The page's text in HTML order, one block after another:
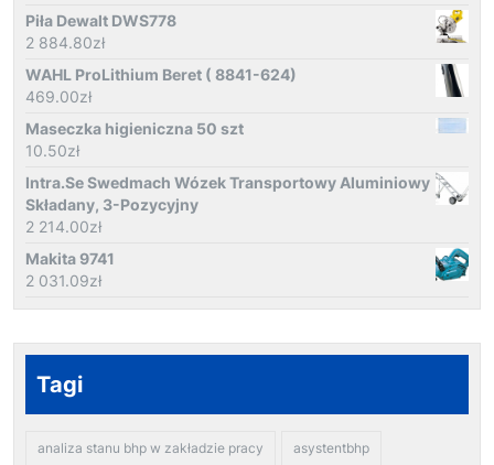
Piła Dewalt DWS778
2 884.80zł
WAHL ProLithium Beret ( 8841-624)
469.00zł
Maseczka higieniczna 50 szt
10.50zł
Intra.Se Swedmach Wózek Transportowy Aluminiowy
Składany, 3-Pozycyjny
2 214.00zł
Makita 9741
2 031.09zł
Tagi
analiza stanu bhp w zakładzie pracy asystentbhp